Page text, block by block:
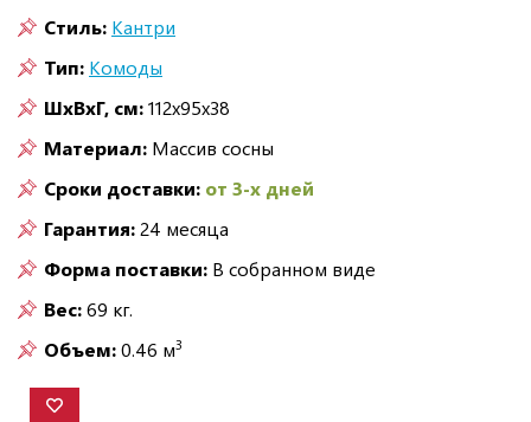
Стиль: Кантри
Тип: Комоды
ШxВxГ, см:112x95x38
Материал: Массив сосны
Сроки доставки: от 3-х дней
Гарантия:24 месяца
Форма поставки: В собранном виде
Вес:69 кг.
Объем:0.46 м3